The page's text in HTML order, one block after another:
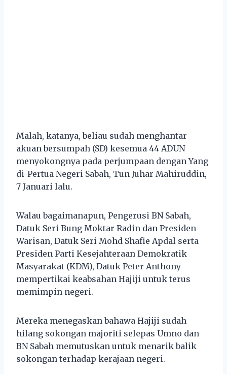
Malah, katanya, beliau sudah menghantar
akuan bersumpah (SD) kesemua 44 ADUN
menyokongnya pada perjumpaan dengan Yang
di-Pertua Negeri Sabah, Tun Juhar Mahiruddin,
7 Januari lalu.
Walau bagaimanapun, Pengerusi BN Sabah,
Datuk Seri Bung Moktar Radin dan Presiden
Warisan, Datuk Seri Mohd Shafie Apdal serta
Presiden Parti Kesejahteraan Demokratik
Masyarakat (KDM), Datuk Peter Anthony
mempertikai keabsahan Hajiji untuk terus
memimpin negeri.
Mereka menegaskan bahawa Hajiji sudah
hilang sokongan majoriti selepas Umno dan
BN Sabah memutuskan untuk menarik balik
sokongan terhadap kerajaan negeri.